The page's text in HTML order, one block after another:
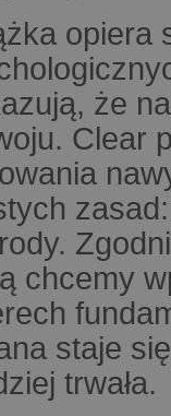
opiera
że
Clear
chcemy
staje
trwała.